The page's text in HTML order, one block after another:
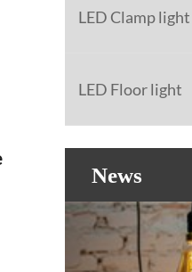
LED Clamp light
LED Floor light
News